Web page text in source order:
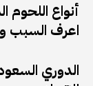
أنواع اللحوم
اعرف السبب
الدوري